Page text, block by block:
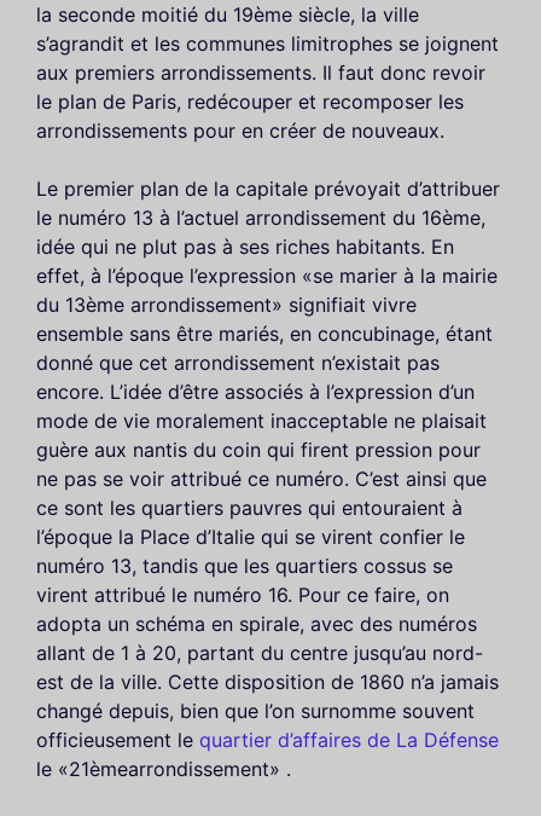
la seconde moitié du 19ème siècle, la ville
s’agrandit et les communes limitrophes se joignent
aux premiers arrondissements. Il faut donc revoir
le plan de Paris, redécouper et recomposer les
arrondissements pour en créer de nouveaux.
Le premier plan de la capitale prévoyait d’attribuer
le numéro 13 à l’actuel arrondissement du 16ème,
idée qui ne plut pas à ses riches habitants. En
effet, à l’époque l’expression «se marier à la mairie
du 13ème arrondissement» signifiait vivre
ensemble sans être mariés, en concubinage, étant
donné que cet arrondissement n’existait pas
encore. L’idée d’être associés à l’expression d’un
mode de vie moralement inacceptable ne plaisait
guère aux nantis du coin qui firent pression pour
ne pas se voir attribué ce numéro. C’est ainsi que
ce sont les quartiers pauvres qui entouraient à
l’époque la Place d’Italie qui se virent confier le
numéro 13, tandis que les quartiers cossus se
virent attribué le numéro 16. Pour ce faire, on
adopta un schéma en spirale, avec des numéros
allant de 1 à 20, partant du centre jusqu’au nord-
est de la ville. Cette disposition de 1860 n’a jamais
changé depuis, bien que l’on surnomme souvent
officieusement le quartier d’affaires de La Défense
le «21èmearrondissement» .